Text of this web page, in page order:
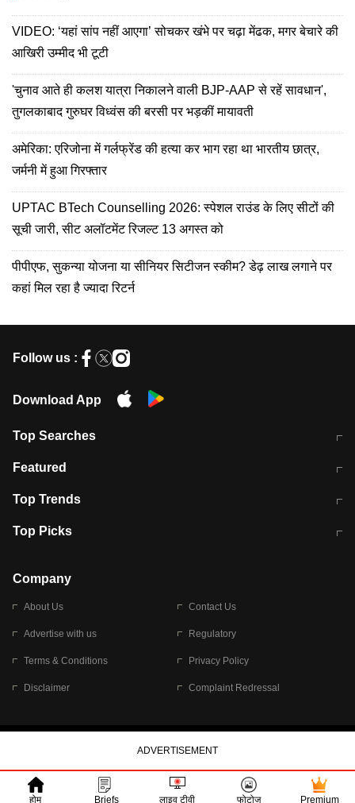
VIDEO: ‘यहां सांप नहीं आएगा’ सोचकर खंभे पर चढ़ा मेंढक, मगर बेचारे की
आखिरी उम्मीद भी टूटी
'चुनाव आते ही कलश यात्रा निकालने वाली BJP-AAP से रहें सावधान',
तुगलकाबाद गुरुघर विध्वंस की बरसी पर भड़कीं मायावती
अमेरिका: एरिजोना में गर्लफ्रेंड की हत्या कर भाग रहा था भारतीय छात्र,
जर्मनी में हुआ गिरफ्तार
UPTAC BTech Counselling 2026: स्पेशल राउंड के लिए सीटों की
सूची जारी, सीट अलॉटमेंट रिजल्ट 13 अगस्त को
पीपीएफ, सुकन्या योजना या सीनियर सिटीजन स्कीम? डेढ़ लाख लगाने पर
कहां मिल रहा है ज्यादा रिटर्न
Follow us :
Download App
Top Searches
मुंबई में लगे 'जेन जी' के पोस्टर, लिखा- 'मैं
Featured
10 अगस्त को विधानसभा का घेराव करेंगे
Top Trends
RBI का नया नियम: अब बैंकों को अपनी सभी
Top Picks
बारिश की चेतावनी
Company
About Us Contact Us
Advertise with us Regulatory
Terms & Conditions Privacy Policy
Disclaimer Complaint Redressal
होम Briefs लाइव टीवी फोटोज Premium